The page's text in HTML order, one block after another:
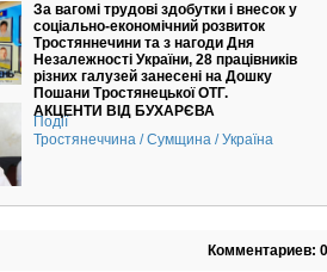
За вагомі трудові здобутки і внесок у
соціально-економічний розвиток
Тростяннечини та з нагоди Дня
Незалежності України, 28 працівників
різних галузей занесені на Дошку
Пошани Тростянецької ОТГ.
Події
АКЦЕНТИ ВІД БУХАРЄВА
Тростянеччина / Сумщина / Україна
Комментариев: 0